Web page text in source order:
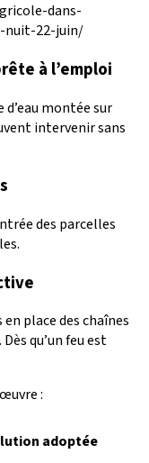
dans-
nuit-22-juin/
à l’emploi
montée sur
intervenir sans
des parcelles
place des chaînes
qu’un feu est
:
adoptée